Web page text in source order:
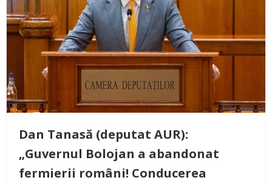
Dan Tanasă (deputat AUR):
„Guvernul Bolojan a abandonat
fermierii români! Conducerea